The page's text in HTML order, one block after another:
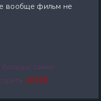
вообще фильм не
таких
10/10